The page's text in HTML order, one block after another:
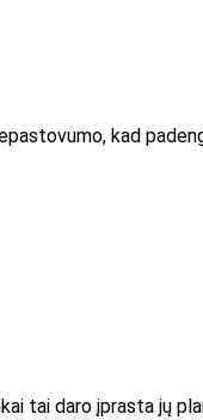
kad
tai daro įprasta jų